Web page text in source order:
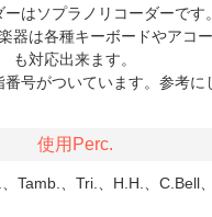
はソプラノリコーダーです。
器は各種キーボードやアコ
も対応出来ます。
号がついています。参考に
使用Perc.
Tamb.、Tri.、H.H.、C.Bell